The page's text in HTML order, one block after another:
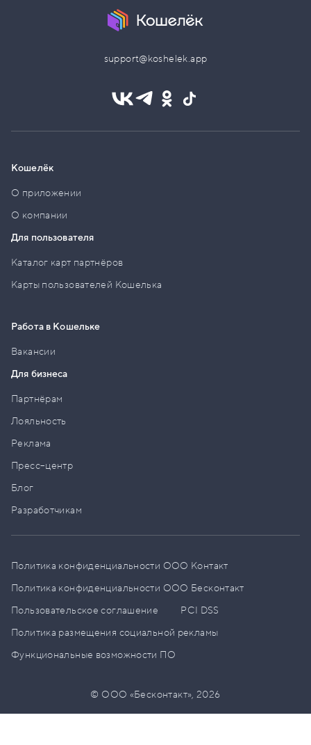
support@koshelek.app
Кошелёк
О приложении
О компании
Для пользователя
Каталог карт партнёров
Карты пользователей Кошелька
Работа в Кошельке
Вакансии
Для бизнеса
Партнёрам
Лояльность
Реклама
Пресс–центр
Блог
Разработчикам
Политика конфиденциальности ООО Контакт
Политика конфиденциальности ООО Бесконтакт
Пользовательское соглашение
PCI DSS
Политика размещения социальной рекламы
Функциональные возможности ПО
© ООО «Бесконтакт»,2026